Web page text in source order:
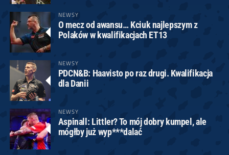
NEWSY
O mecz od awansu… Kciuk najlepszym z
Polaków w kwalifikacjach ET13
NEWSY
PDCN&B: Haavisto po raz drugi. Kwalifikacja
dla Danii
NEWSY
Aspinall: Littler? To mój dobry kumpel, ale
mógłby już wyp***dalać